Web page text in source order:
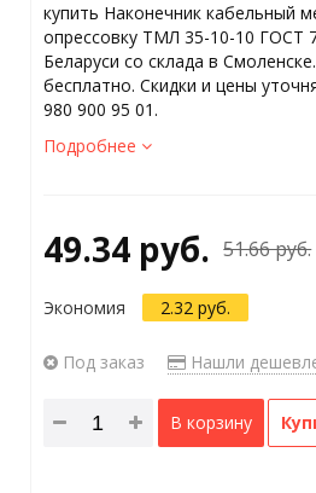
купить Наконечник кабельный
опрессовку ТМЛ 35-10-10 ГОСТ
Беларуси со склада в
бесплатно. Скидки и цены
980 900 95 01.
Подробнее
49.34 руб. 51.66 руб.
Экономия 2.32 руб.
Под заказ Нашли
В корзину